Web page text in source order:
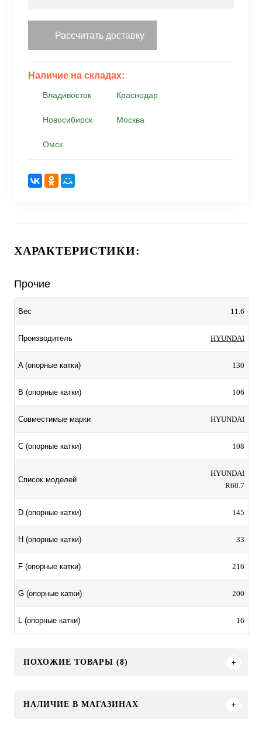
Рассчитать доставку
Наличие на складах:
Владивосток Краснодар
Новосибирск Москва
Омск
ХАРАКТЕРИСТИКИ:
Прочие
Вес 11.6
Производитель HYUNDAI
A (опорные катки) 130
B (опорные катки) 106
Совместимые марки HYUNDAI
C (опорные катки) 108
Список моделей
HYUNDAI
R60.7
D (опорные катки) 145
H (опорные катки) 33
F (опорные катки) 216
G (опорные катки) 200
L (опорные катки) 16
ПОХОЖИЕ ТОВАРЫ (8)
НАЛИЧИЕ В МАГАЗИНАХ